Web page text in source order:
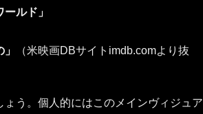
ルド」
（米映画DBサイトimdb.comより抜
う。個人的にはこのメインヴィジュア